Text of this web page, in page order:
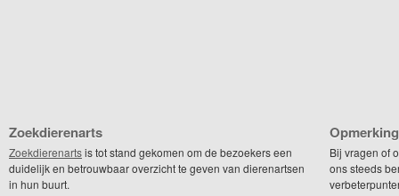
Zoekdierenarts
Zoekdierenartsis tot stand gekomen om de bezoekers een
duidelijk en betrouwbaar overzicht te geven van dierenartsen
in hun buurt.
Bij vragen of
ons steeds